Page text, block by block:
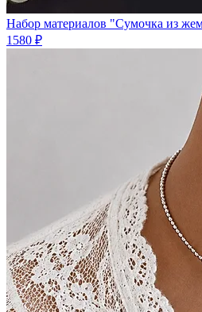
Набор материалов "Сумочка из
1580 ₽